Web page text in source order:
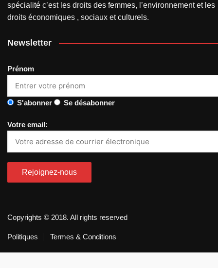
spécialité c’est les droits des femmes, l’environnement et les
droits économiques , sociaux et culturels.
Newsletter
Prénom
S'abonner Se désabonner
Votre email:
Copyrights © 2018. All rights reserved
Politiques Termes & Conditions